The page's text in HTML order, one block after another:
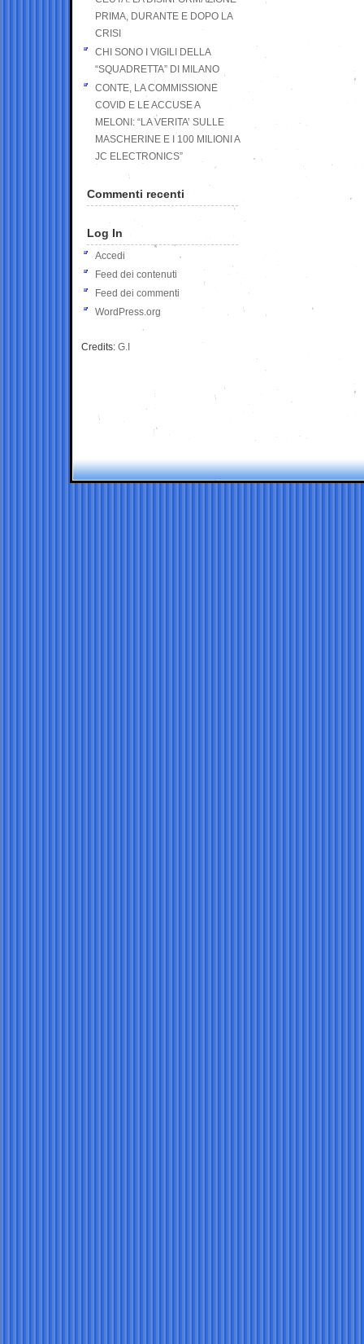
PRIMA, DURANTE E DOPO LA
CRISI
CHI SONO I VIGILI DELLA
“SQUADRETTA” DI MILANO
CONTE, LA COMMISSIONE
COVID E LE ACCUSE A
MELONI: “LA VERITA’ SULLE
MASCHERINE E I 100 MILIONI A
JC ELECTRONICS”
Commenti recenti
Log In
Accedi
Feed dei contenuti
Feed dei commenti
WordPress.org
Credits: G.I